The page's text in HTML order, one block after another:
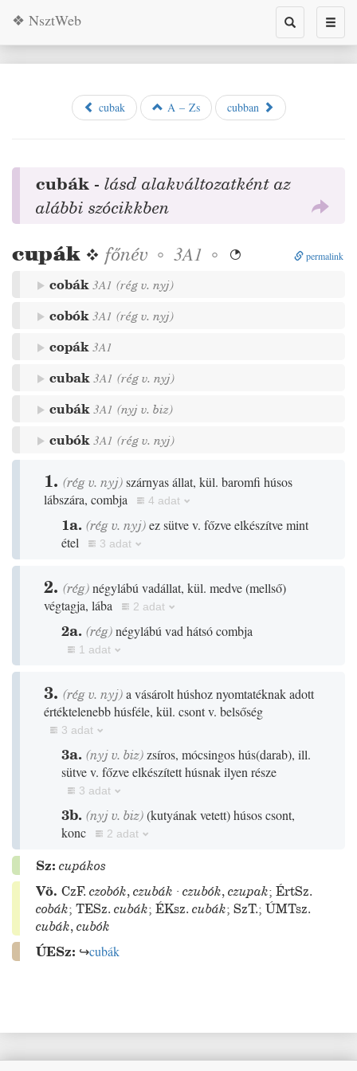
Toggle
search
❖ NsztWeb
cubak A – Zs cubban
cubák - lásd alakváltozatként az
alábbi szócikkben
cupák❖ főnév ◦ 3A1 ◦  permalink
cobák 3A1 (rég v. nyj)
cobók 3A1 (rég v. nyj)
copák 3A1
cubak 3A1 (rég v. nyj)
cubák 3A1 (nyj v. biz)
cubók 3A1 (rég v. nyj)
1. (régv. nyj)szárnyas állat, kül. baromfi húsos
lábszára, combja
4 adat
1a. (régv. nyj)ez sütve v. főzve elkészítve mint
étel
3 adat
2. (rég)négylábú vadállat, kül. medve(mellső)
végtagja, lába
2 adat
2a. (rég)négylábú vad hátsó combja
1 adat
3. (régv. nyj)a vásárolt húshoz nyomtatéknak adott
értéktelenebb húsféle, kül. csont v. belsőség
3 adat
3a. (nyjv. biz)zsíros, mócsingos hús(darab), ill.
sütve v. főzve elkészített húsnak ilyen része
3 adat
3b. (nyjv. biz)(kutyának vetett)húsos csont,
konc
2 adat
Sz: cupákos
Vö. CzF. czobók,czubák · czubók,czupak; ÉrtSz.
cobák; TESz. cubák; ÉKsz. cubák; SzT.; ÚMTsz.
cubák,cubók
ÚESz: ↪cubák